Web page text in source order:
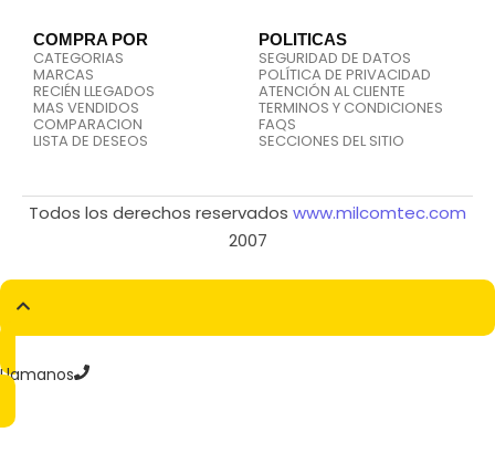
COMPRA POR
CATEGORIAS
MARCAS
RECIÉN LLEGADOS
MAS VENDIDOS
COMPARACION
LISTA DE DESEOS
POLITICAS
SEGURIDAD DE DATOS
POLÍTICA DE PRIVACIDAD
ATENCIÓN AL CLIENTE
TERMINOS Y CONDICIONES
FAQS
SECCIONES DEL SITIO
Todos los derechos reservados www.milcomtec.com
2007
Llamanos